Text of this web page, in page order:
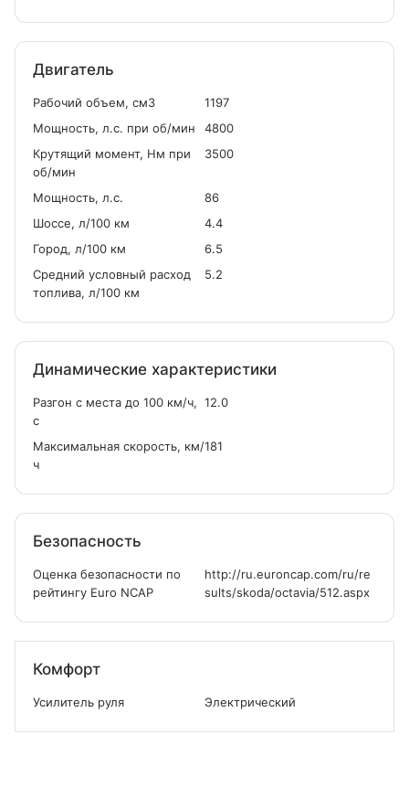
Двигатель
Рабочий объем, см3
1197
Мощность, л.с. при об/мин
4800
Крутящий момент, Нм при
об/мин
3500
Мощность, л.с.
86
Шоссе, л/100 км
4.4
Город, л/100 км
6.5
Средний условный расход
топлива, л/100 км
5.2
Динамические характеристики
Разгон с места до 100 км/ч,
с
12.0
Максимальная скорость, км/
ч
181
Безопасность
Оценка безопасности по
рейтингу Euro NCAP
http://ru.euroncap.com/ru/re
sults/skoda/octavia/512.aspx
Комфорт
Усилитель руля Электрический